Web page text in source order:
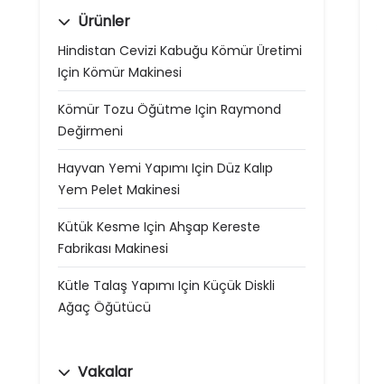
Ürünler
Hindistan Cevizi Kabuğu Kömür Üretimi
Için Kömür Makinesi
Kömür Tozu Öğütme Için Raymond
Değirmeni
Hayvan Yemi Yapımı Için Düz Kalıp
Yem Pelet Makinesi
Kütük Kesme Için Ahşap Kereste
Fabrikası Makinesi
Kütle Talaş Yapımı Için Küçük Diskli
Ağaç Öğütücü
Vakalar